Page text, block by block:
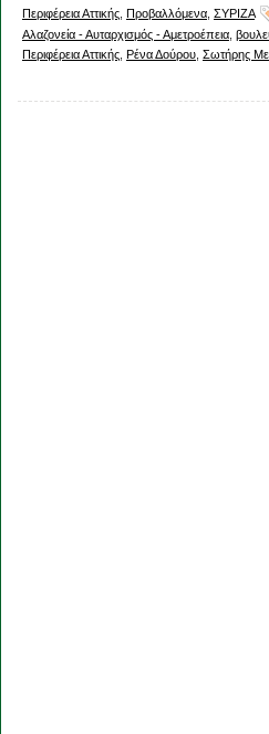
Περιφέρεια Αττικής Προβαλλόμενα ΣΥΡΙΖΑ
Αλαζονεία - Αυταρχισμός - Αμετροέπεια
Περιφέρεια Αττικής Ρένα Δούρου Σωτήρης